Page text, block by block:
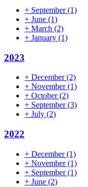
+ September(1)
+ June (1)
+ March (2)
+ January (1)
2023
+ December(2)
+ November(1)
+ October(2)
+ September(3)
+ July (2)
2022
+ December(1)
+ November(1)
+ September(1)
+ June (2)